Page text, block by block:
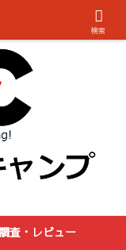
調査・レビュー
検索